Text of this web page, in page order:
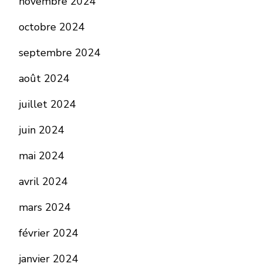
octobre 2024
septembre 2024
août 2024
juillet 2024
juin 2024
mai 2024
avril 2024
mars 2024
février 2024
janvier 2024